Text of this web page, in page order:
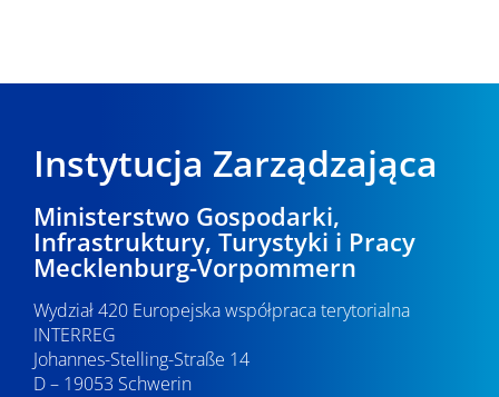
Instytucja Zarządzająca
Ministerstwo Gospodarki,
Infrastruktury, Turystyki i Pracy
Mecklenburg-Vorpommern
Wydział 420 Europejska współpraca terytorialna
INTERREG
Johannes-Stelling-Straße 14
D – 19053 Schwerin